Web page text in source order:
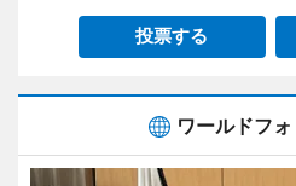
投票する
ワールドフ